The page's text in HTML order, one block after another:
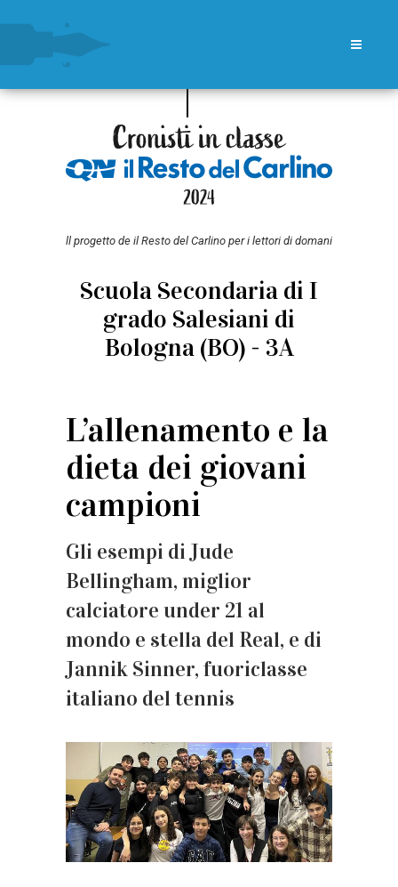
ll progetto de il Resto del Carlino per i lettori di domani
Scuola Secondaria di I
grado Salesiani di
Bologna (BO) - 3A
L’allenamento e la
dieta dei giovani
campioni
Gli esempi di Jude
Bellingham, miglior
calciatore under 21 al
mondo e stella del Real, e di
Jannik Sinner, fuoriclasse
italiano del tennis